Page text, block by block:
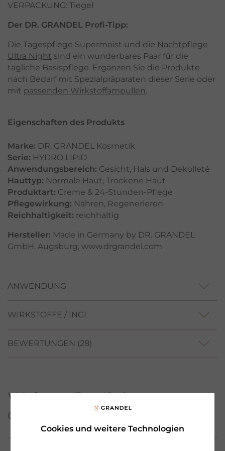
Cookies und weitere Technologien
VERPACKUNG: Tiegel
Der DR. GRANDEL Profi-Tipp:
Die Tagespflege Supermoist und die Nachtpflege
Ultra Night sind ein wunderbares Paar für die
tägliche Basispflege. Ergänzen Sie die Produkte
nach Bedarf mit Spezialpräparaten dieser Serie oder
mit passenden Wirkstoffampullen.
Eigenschaften des Produkts
Marke: DR. GRANDEL Kosmetik
Serie: HYDRO LIPID
Anwendungsbereich: Gesicht, Hals und Dekolleté
Hauttyp: Normale Haut, Trockene Haut
Produktart: Creme & 24-Stunden-Pflege
Pflegewirkung: Nähren, Regenerieren
Reichhaltigkeit: reichhaltig
Hersteller: Made in Germany by DR. GRANDEL
GmbH, Augsburg, www.drgrandel.com
ANWENDUNG
WIRKSTOFFE / INCI
BEWERTUNGEN (28)
Weitere Produkte aus
dieser Serie